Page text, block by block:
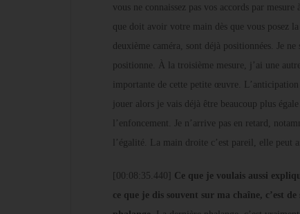
vous ne connaissez pas vos accords par
que doit avoir votre main dès que vous posez
deuxième caméra, sont déjà positionnées. Je
positionne. À la troisième mesure, j’ai une
importante de cette petite œuvre.
jouer alors je vais déjà être beaucoup plus
l’enfoncement. Je n’arrive pas en retard,
l’égalité. La main droite c’est pareil, elle peut
[00:08:35.440] Ce que je voulais aussi
ce que je dis souvent sur ma chaîne, c’est